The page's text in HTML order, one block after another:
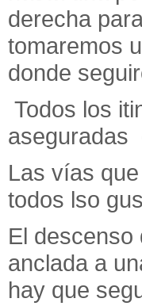
derecha
tomaremos
donde
Todos los
aseguradas
Las vías
todos lso
El descenso
anclada a
hay que